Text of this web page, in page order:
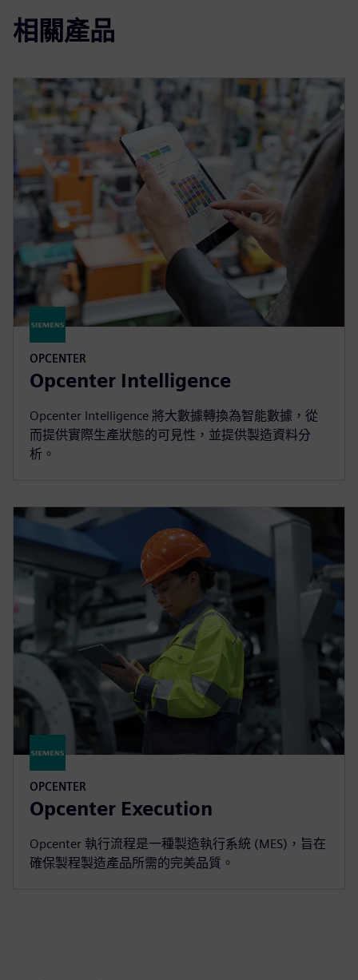
相關產品
OPCENTER
Opcenter Intelligence
Opcenter Intelligence 將大數據轉換為智能數據，從
而提供實際生產狀態的可見性，並提供製造資料分
析。
OPCENTER
Opcenter Execution
Opcenter 執行流程是一種製造執行系統 (MES)，旨在
確保製程製造產品所需的完美品質。